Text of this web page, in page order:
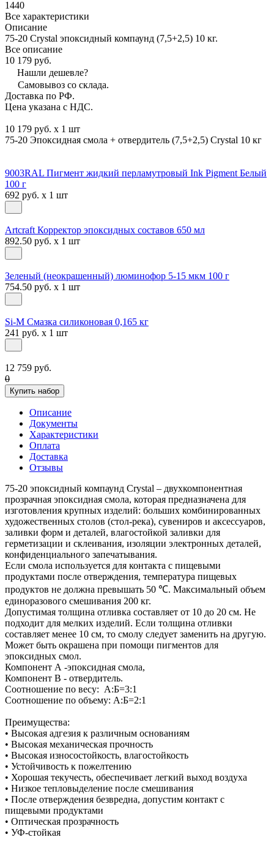
1440
Все характеристики
Описание
75-20 Crystal эпоксидный компаунд (7,5+2,5) 10 кг.
Все описание
10 179 руб.
Нашли дешевле?
Самовывоз со склада.
Доставка по РФ.
Цена указана с НДС.
10 179 руб. x 1 шт
75-20 Эпоксидная смола + отвердитель (7,5+2,5) Crystal 10 кг
9003RAL Пигмент жидкий перламутровый Ink Pigment Белый
100 г
692 руб. x 1 шт
Artcraft Корректор эпоксидных составов 650 мл
892.50 руб. x 1 шт
Зеленый (неокрашенный) люминофор 5-15 мкм 100 г
754.50 руб. x 1 шт
Si-M Смазка силиконовая 0,165 кг
241 руб. x 1 шт
12 759 руб.
0
Купить набор
Описание
Документы
Характеристики
Оплата
Доставка
Отзывы
75-20 эпоксидный компаунд Crystal – двухкомпонентная
прозрачная эпоксидная смола, которая предназначена для
изготовления крупных изделий: больших комбинированных
художественных столов (стол-река), сувениров и аксессуаров,
заливки форм и деталей, влагостойкой заливки для
герметизации и склеивания, изоляции электронных деталей,
конфиденциального запечатывания.
Если смола используется для контакта с пищевыми
продуктами после отверждения, температура пищевых
продуктов не должна превышать 50 ℃. Максимальный объем
единоразового смешивания 200 кг.
Допустимая толщина отливка составляет от 10 до 20 см. Не
подходит для мелких изделий. Если толщина отливки
составляет менее 10 см, то смолу следует заменить на другую.
Может быть окрашена при помощи пигментов для
эпоксидных смол.
Компонент А -эпоксидная смола,
Компонент В - отвердитель.
Соотношение по весу: А:Б=3:1
Соотношение по объему: А:Б=2:1
Преимущества:
• Высокая адгезия к различным основаниям
• Высокая механическая прочность
• Высокая износостойкость, влагостойкость
• Устойчивость к пожелтению
• Хорошая текучесть, обеспечивает легкий выход воздуха
• Низкое тепловыделение после смешивания
• После отверждения безвредна, допустим контакт с
пищевыми продуктами
• Оптическая прозрачность
• УФ-стойкая